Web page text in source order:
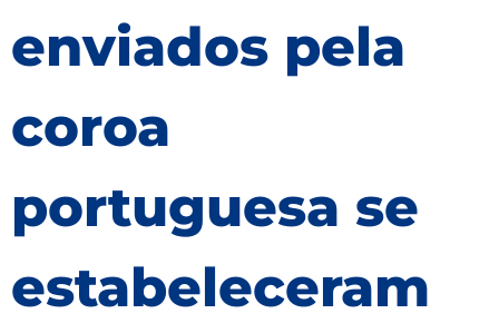
enviados pela
coroa
portuguesa se
estabeleceram